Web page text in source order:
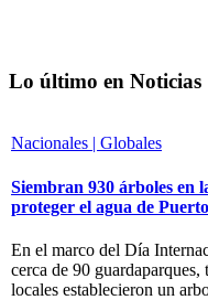
Lo último en Noticias
Nacionales | Globales
Siembran 930 árboles en
proteger el agua de
En el marco del Día
cerca de 90
locales establecieron un